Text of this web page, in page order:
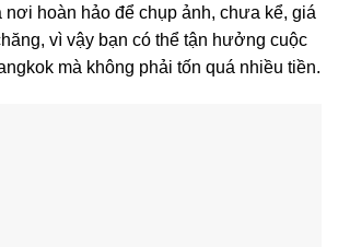
nơi hoàn hảo để chụp ảnh, chưa kể, giá
vì vậy bạn có thể tận hưởng cuộc
mà không phải tốn quá nhiều tiền.